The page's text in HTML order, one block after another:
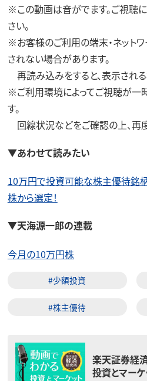
※この動画は音がでます。ご視聴
さい。
※お客様のご利用の端末・ネット
されない場合があります。
再読み込みをすると、表示され
※ご利用環境によってご視聴が一
す。
回線状況などをご確認の上、再
▼あわせて読みたい
10万円で投資可能な株主優待銘
株から選定！
▼天海源一郎の連載
今月の10万円株
#少額投資
#株主優待
楽天証券経
投資とマーケ